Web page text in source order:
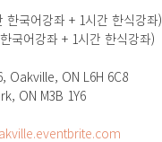
한국어강좌 + 1시간 한식강좌)
한국어강좌 + 1시간 한식강좌)
Oakville, ON L6H 6C8
ON M3B 1Y6